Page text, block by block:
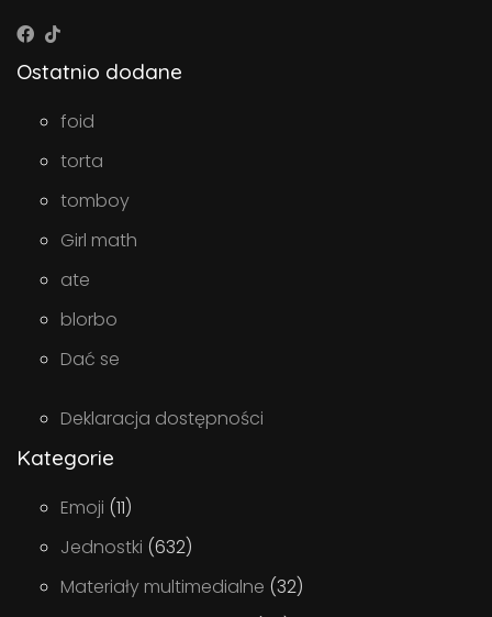
Ostatnio dodane
foid
torta
tomboy
Girl math
ate
blorbo
Dać se
Deklaracja dostępności
Kategorie
Emoji (11)
Jednostki (632)
Materiały multimedialne (32)